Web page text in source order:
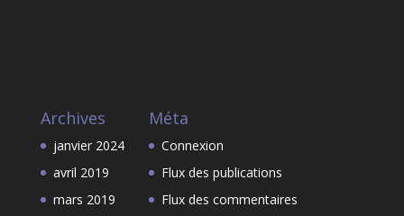
Archives
janvier 2024
avril 2019
mars 2019
Méta
Connexion
Flux des publications
Flux des commentaires